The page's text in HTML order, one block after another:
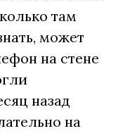
там
может
на стене
назад
на